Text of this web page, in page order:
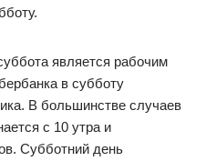
является рабочим
в субботу
В большинстве случаев
с 10 утра и
Субботний день